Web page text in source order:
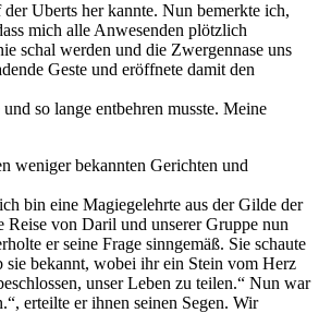
Uberts her kannte. Nun bemerkte ich,
mich alle Anwesenden plötzlich
schal werden und die Zwergennase uns
Geste und eröffnete damit den
so lange entbehren musste. Meine
weniger bekannten Gerichten und
bin eine Magiegelehrte aus der Gilde der
von Daril und unserer Gruppe nun
er seine Frage sinngemäß. Sie schaute
sie bekannt, wobei ihr ein Stein vom Herz
unser Leben zu teilen.“ Nun war
erteilte er ihnen seinen Segen. Wir